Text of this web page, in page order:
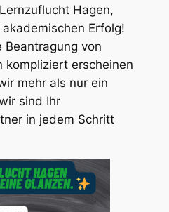
Hagen,
Erfolg!
Beantragung von
kompliziert erscheinen
mehr als nur ein
sind Ihr
in jedem Schritt